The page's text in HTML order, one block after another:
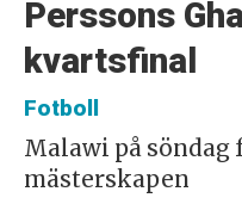
Perssons
kvartsfinal
Fotboll
Malawi på
mästerskapen